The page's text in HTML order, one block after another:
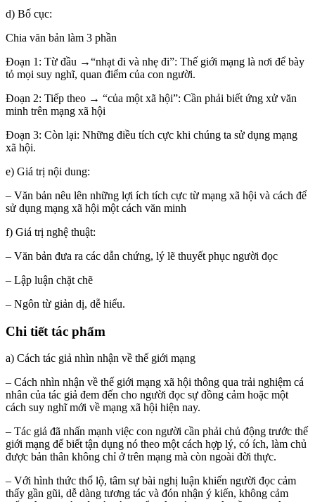
d) Bố cục:
Chia văn bản làm 3 phần
Đoạn 1: Từ đầu →“nhạt đi và nhẹ đi”: Thế giới mạng là nơi để bày
tỏ mọi suy nghĩ, quan điểm của con người.
Đoạn 2: Tiếp theo → “của một xã hội”: Cần phải biết ứng xử văn
minh trên mạng xã hội
Đoạn 3: Còn lại: Những điều tích cực khi chúng ta sử dụng mạng
xã hội.
e) Giá trị nội dung:
– Văn bản nêu lên những lợi ích tích cực từ mạng xã hội và cách để
sử dụng mạng xã hội một cách văn minh
f) Giá trị nghệ thuật:
– Văn bản đưa ra các dẫn chứng, lý lẽ thuyết phục người đọc
– Lập luận chặt chẽ
– Ngôn từ giản dị, dễ hiểu.
Chi tiết tác phẩm
a) Cách tác giả nhìn nhận về thế giới mạng
– Cách nhìn nhận về thế giới mạng xã hội thông qua trải nghiệm cá
nhân của tác giả đem đến cho người đọc sự đồng cảm hoặc một
cách suy nghĩ mới về mạng xã hội hiện nay.
– Tác giả đã nhấn mạnh việc con người cần phải chủ động trước thế
giới mạng để biết tận dụng nó theo một cách hợp lý, có ích, làm chủ
được bản thân không chỉ ở trên mạng mà còn ngoài đời thực.
– Với hình thức thổ lộ, tâm sự bài nghị luận khiến người đọc cảm
thấy gần gũi, dễ dàng tương tác và đón nhận ý kiến, không cảm